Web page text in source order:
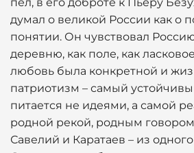
думал о великой России как о
понятии. Он чувствовал
деревню, как поле, как
любовь была конкретной и
патриотизм – самый
питается не идеями, а самой
родной рекой, родным
Савелий и Каратаев – из